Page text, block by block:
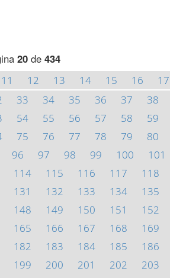
20 de 434
11 12 13 14 15 16 17
33 34 35 36 37 38
54 55 56 57 58 59
75 76 77 78 79 80
96 97 98 99 100 101
114 115 116 117 118
131 132 133 134 135
148 149 150 151 152
165 166 167 168 169
182 183 184 185 186
199 200 201 202 203